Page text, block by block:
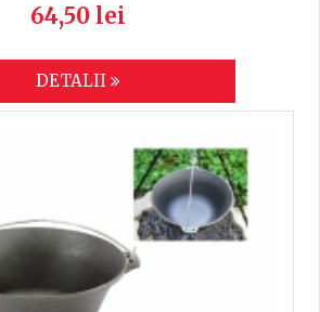
64,50 lei
DETALII